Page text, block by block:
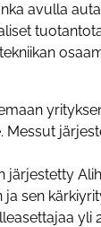
avulla
järjestetty
sen
yli